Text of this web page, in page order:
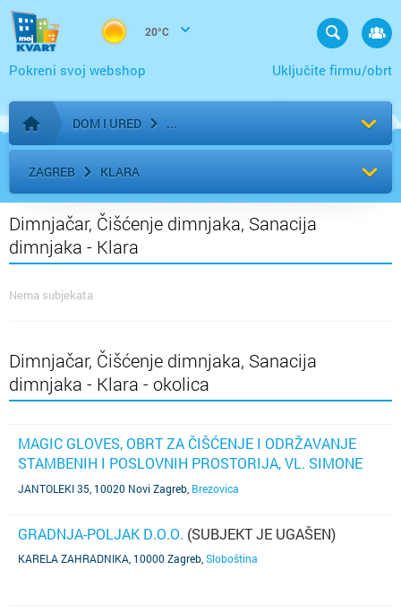
20°C
Uključite firmu/obrt
Pokreni svoj webshop
Početna stranica
DOM I URED
ZAGREB KLARA
Dimnjačar, Čišćenje dimnjaka, Sanacija
dimnjaka - Klara
Nema subjekata
Dimnjačar, Čišćenje dimnjaka, Sanacija
dimnjaka - Klara - okolica
MAGIC GLOVES, OBRT ZA ČIŠĆENJE I ODRŽAVANJE
STAMBENIH I POSLOVNIH PROSTORIJA, VL. SIMONE
NEVISTIĆ, ZAGREB, STRMEC, JANTOLEKI 35
JANTOLEKI 35, 10020 Novi Zagreb Brezovica
GRADNJA-POLJAK D.O.O. (SUBJEKT JE UGAŠEN)
KARELA ZAHRADNIKA, 10000 Zagreb Sloboština